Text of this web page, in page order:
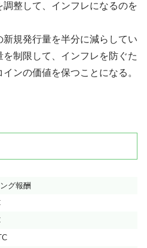
調整して、インフレになるのを
新規発行量を半分に減らしてい
を制限して、インフレを防ぐた
ンの価値を保つことになる。
グ報酬